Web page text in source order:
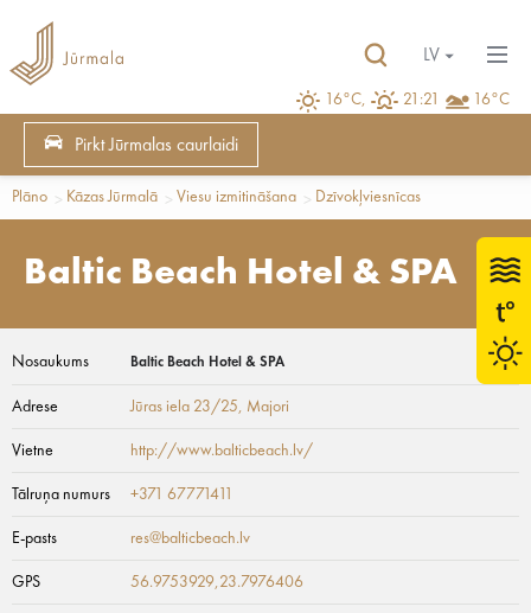
16°C, 21:21 16°C
LV
Pirkt Jūrmalas caurlaidi
Plāno Kāzas Jūrmalā Viesu izmitināšana Dzīvokļviesnīcas
Baltic Beach Hotel & SPA
Nosaukums Baltic Beach Hotel & SPA
Adrese Jūras iela 23/25, Majori
Vietne http://www.balticbeach.lv/
Tālruņa numurs +371 67771411
E-pasts res@balticbeach.lv
GPS 56.9753929,23.7976406